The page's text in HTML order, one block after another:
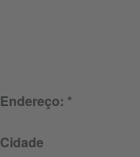
Endereço:
Cidade